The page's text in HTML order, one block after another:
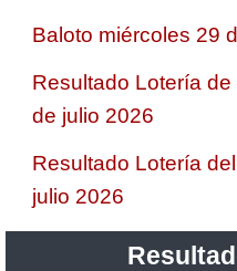
Baloto miércoles 29
Resultado Lotería
de julio 2026
Resultado Lotería
julio 2026